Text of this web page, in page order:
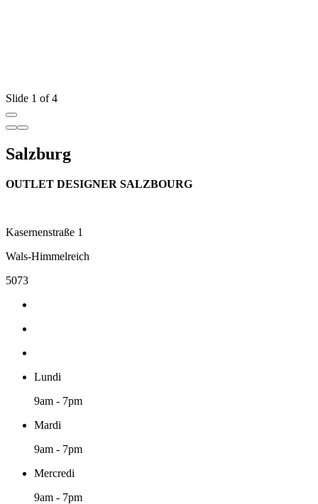
Slide 1 of 4
Salzburg
OUTLET DESIGNER SALZBOURG
Kasernenstraße 1
Wals-Himmelreich
5073
Lundi
9am - 7pm
Mardi
9am - 7pm
Mercredi
9am - 7pm